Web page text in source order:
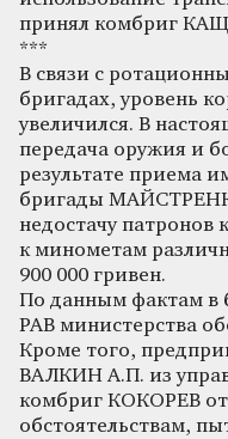
принял комбриг
***
В связи с
бригадах, уровень
увеличился. В
передача оружия и
результате приема
бригады
недостачу
к минометам
900 000 гривен.
По данным фактам в
РАВ министерства
Кроме того,
ВАЛКИН А.П. из
комбриг КОКОРЕВ
обстоятельствам,